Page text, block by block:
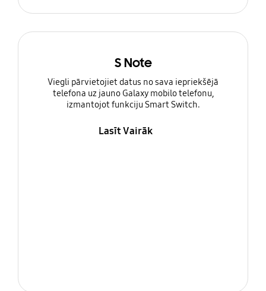
S Note
Viegli pārvietojiet datus no sava iepriekšējā
telefona uz jauno Galaxy mobilo telefonu,
izmantojot funkciju Smart Switch.
Lasīt Vairāk